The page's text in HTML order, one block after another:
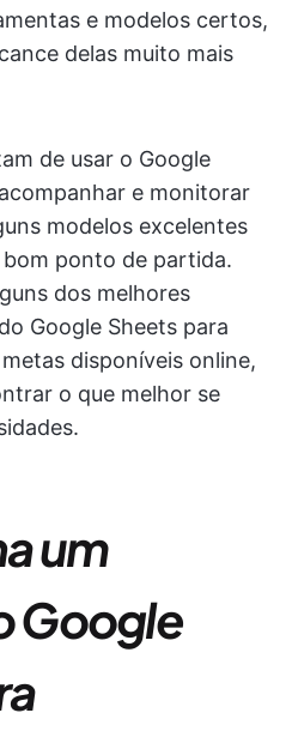
e modelos certos,
delas muito mais
de usar o Google
e monitorar
modelos excelentes
ponto de partida.
dos melhores
Google Sheets para
disponíveis online,
o que melhor se
um
Google